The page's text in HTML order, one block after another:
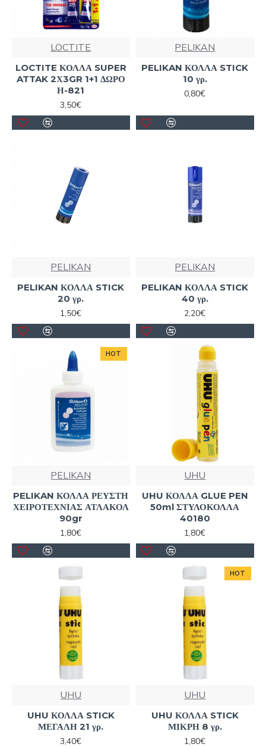
LOCTITE
LOCTITE ΚΟΛΛΑ SUPER
ATTAK 2Χ3GR 1+1 ΔΩΡΟ
Η-821
3,50€
PELIKAN
PELIKAN ΚΟΛΛΑ STICK
10 γρ.
0,80€
PELIKAN
PELIKAN ΚΟΛΛΑ STICK
20 γρ.
1,50€
PELIKAN
PELIKAN ΚΟΛΛΑ STICK
40 γρ.
2,20€
HOT
PELIKAN
PELIKAN ΚΟΛΛΑ ΡΕΥΣΤΗ
ΧΕΙΡΟΤΕΧΝΙΑΣ ΑΤΛΑΚΟΛ
90gr
1,80€
UHU
UHU ΚΟΛΛΑ GLUE PEN
50ml ΣΤΥΛΟΚΟΛΛΑ
40180
1,80€
UHU
UHU ΚΟΛΛΑ STICK
ΜΕΓΑΛΗ 21 γρ.
3,40€
HOT
UHU
UHU ΚΟΛΛΑ STICK
ΜΙΚΡΗ 8 γρ.
1,80€